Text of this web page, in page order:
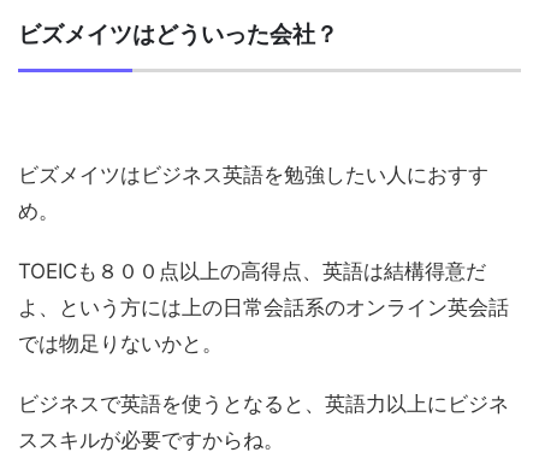
ビズメイツはどういった会社？
ビズメイツはビジネス英語を勉強したい人におすす
め。
TOEICも８００点以上の高得点、英語は結構得意だ
よ、という方には上の日常会話系のオンライン英会話
では物足りないかと。
ビジネスで英語を使うとなると、英語力以上にビジネ
ススキルが必要ですからね。